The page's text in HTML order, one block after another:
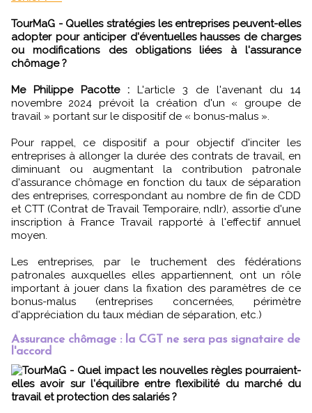
TourMaG - Quelles stratégies les entreprises peuvent-elles
adopter pour anticiper d'éventuelles hausses de charges
ou modifications des obligations liées à l'assurance
chômage ?
Me Philippe Pacotte :
L'article 3 de l'avenant du 14
novembre 2024 prévoit la création d'un « groupe de
travail » portant sur le dispositif de « bonus-malus ».
Pour rappel, ce dispositif a pour objectif d'inciter les
entreprises à allonger la durée des contrats de travail, en
diminuant ou augmentant la contribution patronale
d'assurance chômage en fonction du taux de séparation
des entreprises, correspondant au nombre de fin de CDD
et CTT (Contrat de Travail Temporaire, ndlr), assortie d'une
inscription à France Travail rapporté à l'effectif annuel
moyen.
Les entreprises, par le truchement des fédérations
patronales auxquelles elles appartiennent, ont un rôle
important à jouer dans la fixation des paramètres de ce
bonus-malus (entreprises concernées, périmètre
d'appréciation du taux médian de séparation, etc.)
Assurance chômage : la CGT ne sera pas signataire de
l'accord
TourMaG - Quel impact les nouvelles règles pourraient-
elles avoir sur l'équilibre entre flexibilité du marché du
travail et protection des salariés ?